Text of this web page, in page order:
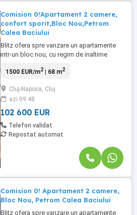
Comision 0!Apartament 2 camere,
confort sporit,Bloc Nou,Petrom
Calea Baciului
Blitz ofera spre vanzare un apartamente
intr-un bloc nou, cu regim de inaltime
Baciului, o zona aflata in plina dezvoltare,
facilitatile necesare in apropiere.
Caracteristici generale: Constructie noua,
finalizata Izolatie exterioara ...
1500 EUR/m2| 68 m2
Cluj-Napoca, Cluj
azi 09:48
102 600 EUR
Telefon validat
Repostat automat
Comision 0! Apartament 2 camere,
Bloc Nou, Petrom Calea Baciului
Blitz ofera spre vanzare un apartamente